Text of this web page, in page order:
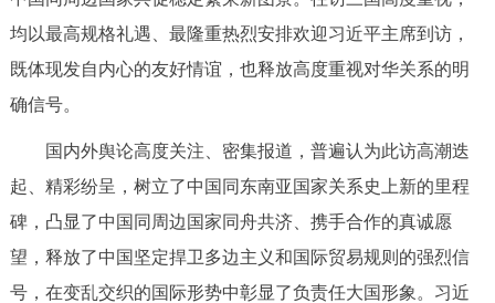
中介服务 阳光政务
政民互动
参与调查 在线访谈 图说互动
北京概况 十六区概览 人文北京
均以最高规格礼遇、最隆重热烈安排欢迎习近平主席到访，
既体现发自内心的友好情谊，也释放高度重视对华关系的明
确信号。
国内外舆论高度关注、密集报道，普遍认为此访高潮迭
起、精彩纷呈，树立了中国同东南亚国家关系史上新的里程
碑，凸显了中国同周边国家同舟共济、携手合作的真诚愿
望，释放了中国坚定捍卫多边主义和国际贸易规则的强烈信
号，在变乱交织的国际形势中彰显了负责任大国形象。习近